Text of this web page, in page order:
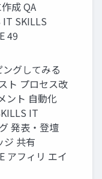
成 QA
IT SKILLS
49
グしてみる
ト プロセス改
ント 自動化
IT
発表・登壇
ジ 共有
アフィリ エイ